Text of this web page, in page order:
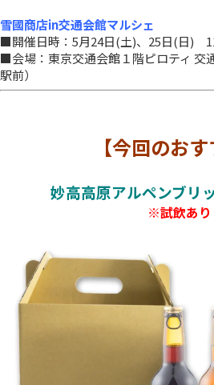
雪國商店in交通会館マルシェ
■開催日時：5月24日(土)、25日(日)
■会場：東京交通会館１階ピロティ 交
駅前）
【今回のおす
妙高高原アルペンブリ
※試飲あり